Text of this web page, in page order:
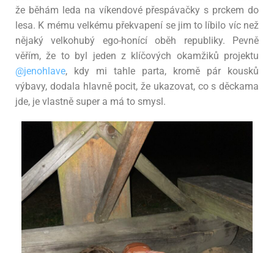
že běhám leda na víkendové přespávačky s prckem do
lesa. K mému velkému překvapení se jim to líbilo víc než
nějaký velkohubý ego-honící oběh republiky. Pevně
věřím, že to byl jeden z klíčových okamžiků projektu
@jenohlave, kdy mi tahle parta, kromě pár kousků
výbavy, dodala hlavně pocit, že ukazovat, co s děckama
jde, je vlastně super a má to smysl.